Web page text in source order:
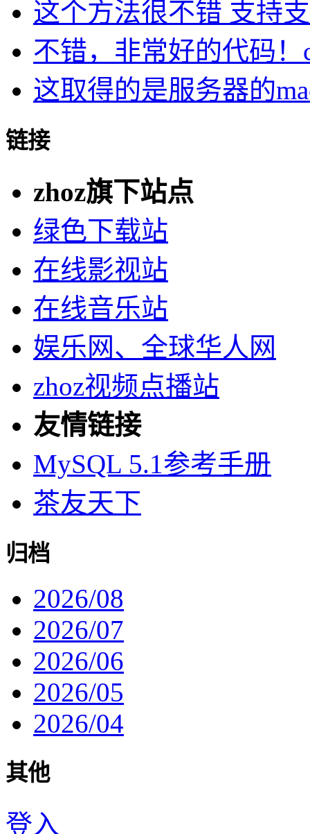
这个方法很不错 支持
不错，非常好的代码！
这取得的是服务器的
链接
zhoz旗下站点
绿色下载站
在线影视站
在线音乐站
娱乐网、全球华人网
zhoz视频点播站
友情链接
MySQL 5.1参考手册
茶友天下
归档
2026/08
2026/07
2026/06
2026/05
2026/04
其他
登入